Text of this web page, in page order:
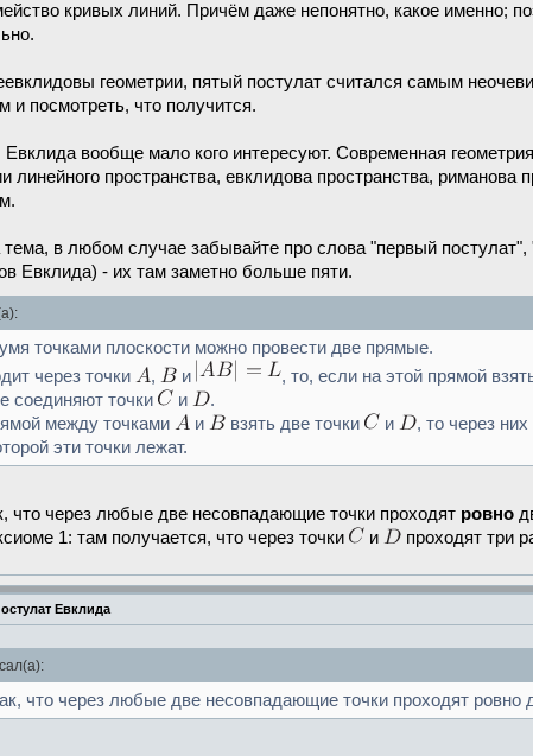
кривых линий. Причём даже непонятно, какое именно;
геометрии, пятый постулат считался самым
посмотреть, что получится.
вообще мало кого интересуют. Современная
линейного пространства, евклидова пространства,
тема, в любом случае забывайте про слова "первый
Евклида) - их там заметно больше пяти.
точками плоскости можно провести две прямые.
через точки
, и , то, если на этой прямой
соединяют точки
и
.
между точками
и взять две точки и
, то через
эти точки лежат.
что через любые две несовпадающие точки проходят ровно
1: там получается, что через точки
и проходят три
Евклида
что через любые две несовпадающие точки проходят ровно